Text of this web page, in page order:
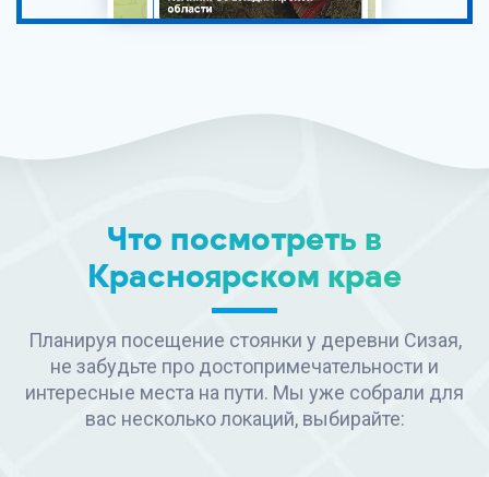
Что посмотреть в
Красноярском крае
Планируя посещение стоянки у деревни Сизая,
не забудьте про достопримечательности и
интересные места на пути. Мы уже собрали для
вас несколько локаций, выбирайте: